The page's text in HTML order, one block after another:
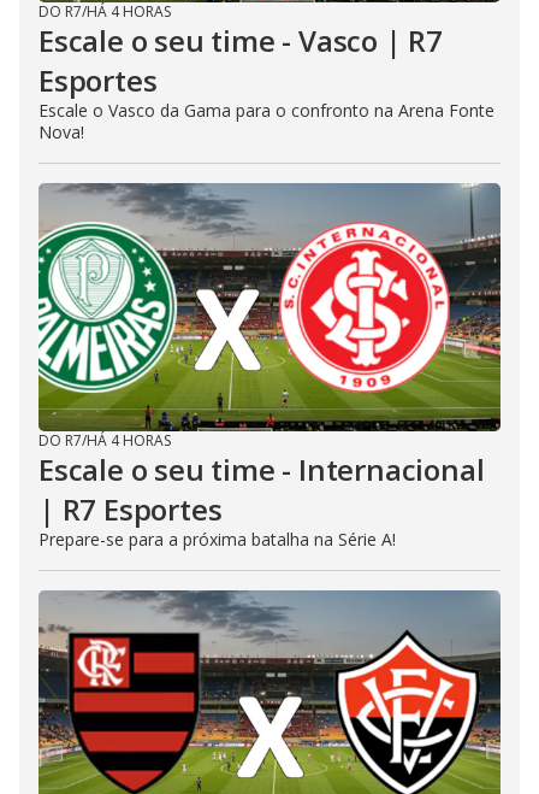
DO R7/HÁ 4 HORAS
Escale o seu time - Vasco | R7
Esportes
Escale o Vasco da Gama para o confronto na Arena Fonte
Nova!
DO R7/HÁ 4 HORAS
Escale o seu time - Internacional
| R7 Esportes
Prepare-se para a próxima batalha na Série A!